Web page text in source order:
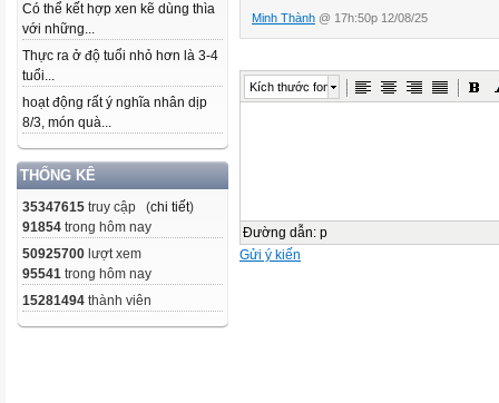
Có thể kết hợp xen kẽ dùng thìa
với những...
Thực ra ở độ tuổi nhỏ hơn là 3-4
tuổi...
hoạt động rất ý nghĩa nhân dịp
8/3, món quà...
THỐNG KÊ
35347615 truy cập (chi tiết)
91854 trong hôm nay
50925700 lượt xem
95541 trong hôm nay
15281494 thành viên
Minh Thành @ 17h:50p 12/08/25
Kích thước font
Đường dẫn: p
Gửi ý kiến